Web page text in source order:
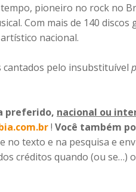
pioneiro no rock no
Com mais de 140 discos
nacional.
cantados pelo insubstituível
preferido, nacional ou
! Você também
no texto e na pesquisa e
créditos quando (ou se…)